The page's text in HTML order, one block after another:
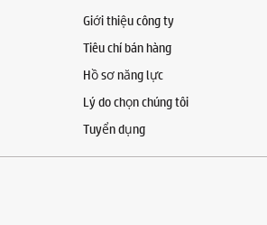
Giới thiệu công ty
Tiêu chí bán hàng
Hồ sơ năng lực
Lý do chọn chúng tôi
Tuyển dụng